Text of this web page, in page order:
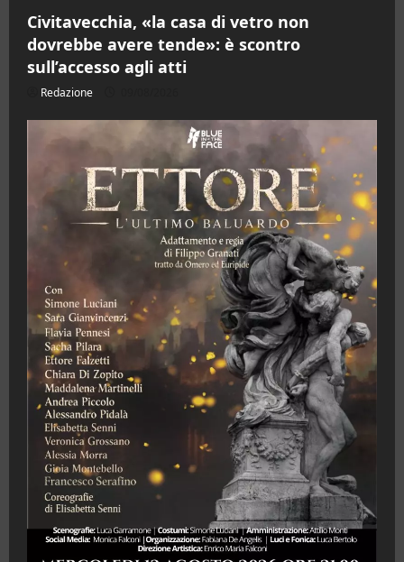
Civitavecchia, «la casa di vetro non
dovrebbe avere tende»: è scontro
sull’accesso agli atti
Redazione